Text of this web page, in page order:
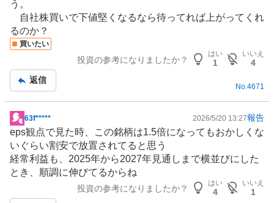
う。
自社株買いで下値堅くなるなら待ってれば上がってくれ
るのか？
買いたい
投資の参考になりましたか？
はい
1
いいえ
4
返信
No. 4671
掲
示
板
記
事
63f***** 2026/5/20 13:27報告
eps観点で見た時、この銘柄は1.5倍になってもおかしくな
いぐらい割安で放置されてると思う
経常利益も、2025年から2027年見通しまで横並びにした
とき、順調に伸びてるからね
投資の参考になりましたか？
はい
4
いいえ
1